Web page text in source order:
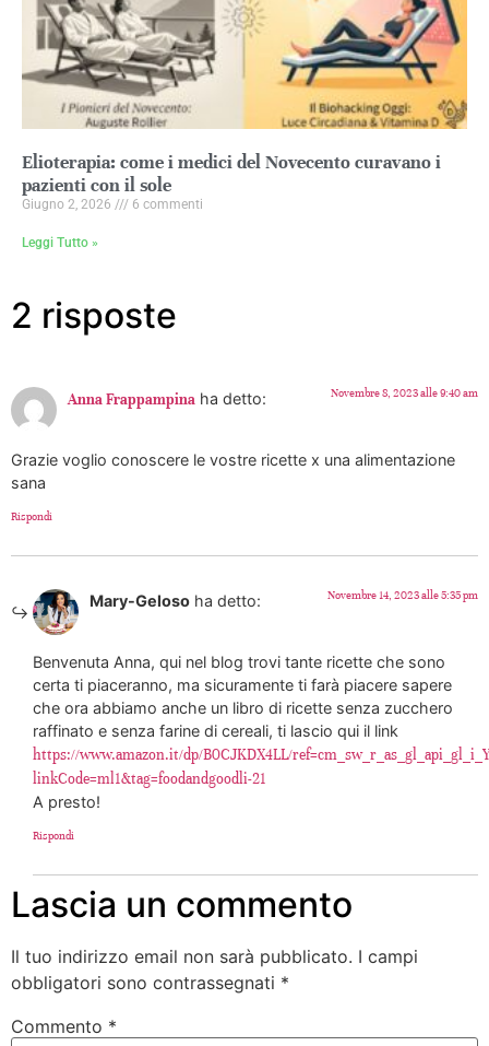
Elioterapia: come i medici del Novecento curavano i
pazienti con il sole
Giugno 2, 2026 6 commenti
Leggi Tutto »
2 risposte
Anna Frappampina ha detto: Novembre 8, 2023 alle 9:40 am
Grazie voglio conoscere le vostre ricette x una alimentazione
sana
Rispondi
Mary-Geloso ha detto: Novembre 14, 2023 alle 5:35 pm
Benvenuta Anna, qui nel blog trovi tante ricette che sono
certa ti piaceranno, ma sicuramente ti farà piacere sapere
che ora abbiamo anche un libro di ricette senza zucchero
raffinato e senza farine di cereali, ti lascio qui il link
https://www.amazon.it/dp/B0CJKDX4LL/
linkCode=ml1&tag=foodandgoodli-21
A presto!
Rispondi
Lascia un commento
Il tuo indirizzo email non sarà pubblicato. I campi
obbligatori sono contrassegnati *
Commento *